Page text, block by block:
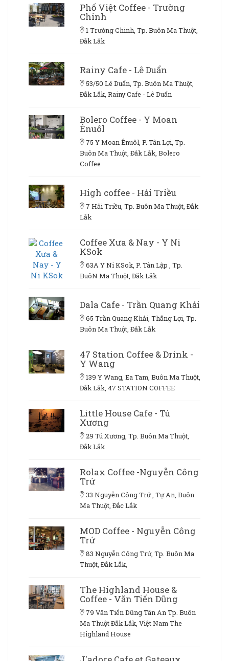
Phố Việt Coffee - Trường
Chinh
1 Trường Chinh, Tp. Buôn Ma Thuột,
Đắk Lắk
Rainy Cafe - Lê Duẩn
53/50 Lê Duẩn, Tp. Buôn Ma Thuột,
Đắk Lắk, Rainy Cafe - Lê Duẩn
Bolero Coffee - Y Moan
Ênuôl
75 Y Moan Ênuôl, P. Tân Lợi, Tp.
Buôn Ma Thuột, Đắk Lắk, Bolero
Coffee
High coffee - Hải Triều
7 Hải Triều, Tp. Buôn Ma Thuột, Đắk
Lắk
Coffee Xưa & Nay - Y Ni
KSok
63A Y Ni KSok, P. Tân Lập , Tp.
BuôN Ma Thuột, Đăk Lăk
Dala Cafe - Trần Quang Khải
65 Trần Quang Khải, Thắng Lợi, Tp.
Buôn Ma Thuột, Đắk Lắk
47 Station Coffee & Drink -
Y Wang
139 Y Wang, Ea Tam, Buôn Ma Thuột,
Đắk Lắk, 47 STATION COFFEE
Little House Cafe - Tú
Xương
29 Tú Xương, Tp. Buôn Ma Thuột,
Đắk Lắk
Rolax Coffee -Nguyễn Công
Trứ
33 Nguyễn Công Trứ , Tự An, Buôn
Ma Thuột, Đắc Lắk
MOD Coffee - Nguyễn Công
Trứ
83 Nguyễn Công Trứ, Tp. Buôn Ma
Thuột, Đắk Lắk,
The Highland House &
Coffee - Văn Tiến Dũng
79 Văn Tiến Dũng Tân An Tp. Buôn
Ma Thuột Đắk Lắk, Việt Nam The
Highland House